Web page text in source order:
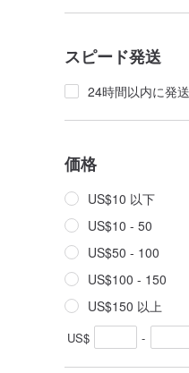
スピード発送
24時間以内に発送
価格
US$10 以下
US$10 - 50
US$50 - 100
US$100 - 150
US$150 以上
US$ -